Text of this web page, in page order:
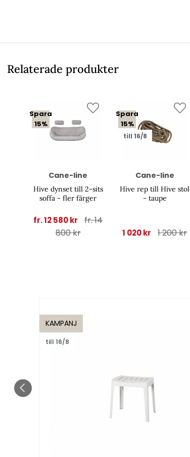
Relaterade produkter
Spara
15%
Cane-line
Hive dynset till 2-sits
soffa - fler färger
fr. 12 580 kr
fr. 14
800 kr
Spara
15%
till 16/8
Cane-line
Hive rep till Hive stol
- taupe
1 020 kr 1 200 kr
KAMPANJ
till 16/8